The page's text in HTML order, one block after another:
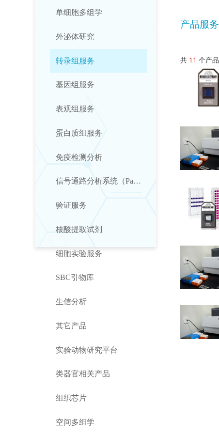
共 11 个产品
产品服务
单细胞多组学
外泌体研究
转录组服务
基因组服务
表观组服务
蛋白质组服务
免疫检测分析
信号通路分析系统（Pathway Analysis System）
验证服务
核酸提取试剂
细胞实验服务
SBC引物库
生信分析
其它产品
实验动物研究平台
类器官相关产品
组织芯片
空间多组学